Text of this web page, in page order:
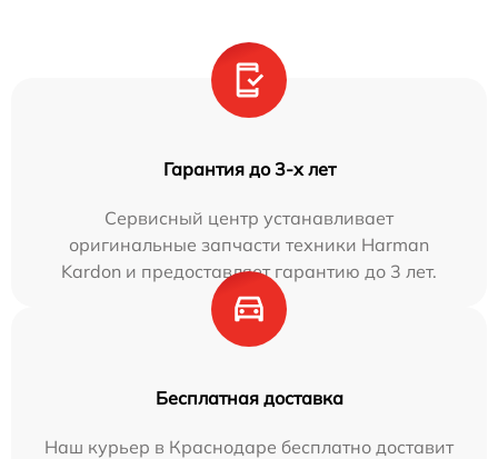
Гарантия до 3-х лет
Сервисный центр устанавливает
оригинальные запчасти техники Harman
Kardon и предоставляет гарантию до 3 лет.
Бесплатная доставка
Наш курьер в Краснодаре бесплатно доставит